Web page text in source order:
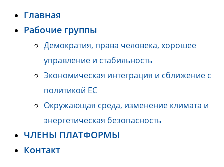
Главная
Рабочие группы
Демократия, права человека, хорошее
управление и стабильность
Экономическая интеграция и сближение с
политикой ЕС
Окружающая среда, изменение климата и
энергетическая безопасность
ЧЛЕНЫ ПЛАТФОРМЫ
Контакт